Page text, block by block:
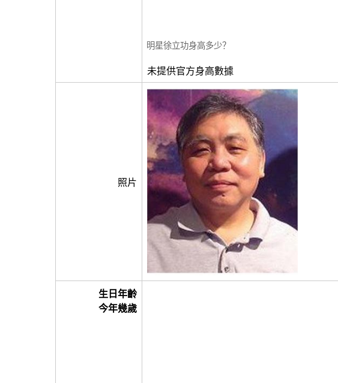
明星徐立功身高多少？
未提供官方身高數據
照片
生日年齡
今年幾歲